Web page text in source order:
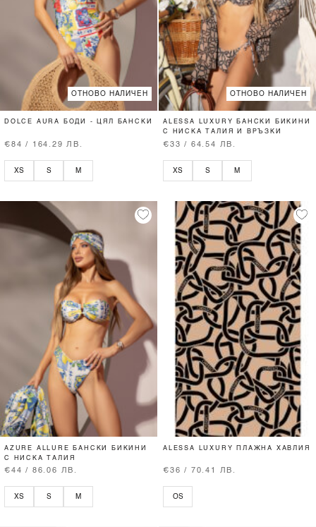
ОТНОВО НАЛИЧЕН
DOLCE AURA БОДИ - ЦЯЛ БАНСКИ
€84 / 164.29 ЛВ.
XS S M
ОТНОВО НАЛИЧЕН
ALESSA LUXURY БАНСКИ БИКИНИ
С НИСКА ТАЛИЯ И ВРЪЗКИ
€33 / 64.54 ЛВ.
XS S M
AZURE ALLURE БАНСКИ БИКИНИ
С НИСКА ТАЛИЯ
€44 / 86.06 ЛВ.
XS S M
ALESSA LUXURY ПЛАЖНА ХАВЛИЯ
€36 / 70.41 ЛВ.
OS